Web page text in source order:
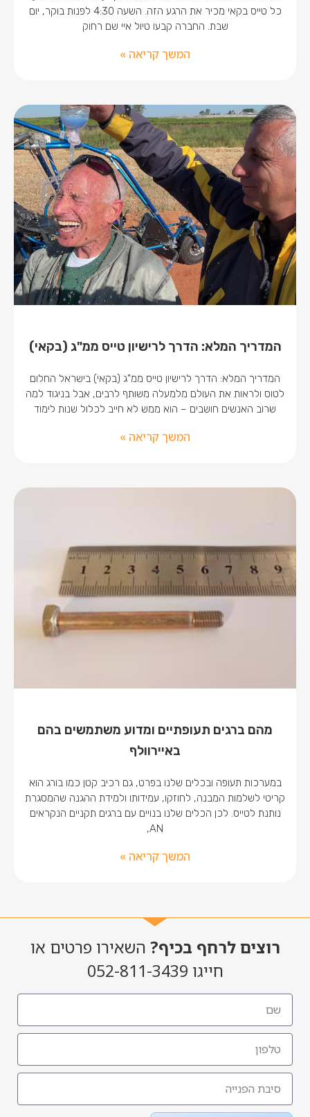
כל טייס בקאי מכיר את הרגע הזה. השעה 4:30 לפנות בוקר, יום
שבת. החברה קבעו טיול איי שם רחוק
המשך קריאה »
המדריך המלא: הדרך לרישיון טייס ממ"ג (בקאי)
המדריך המלא: הדרך לרישיון טייס ממ"ג (בקאי) בישראל החלום
לטוס ולראות את העולם מלמעלה משותף לרבים, אבל בניגוד למה
שרוב האנשים חושבים – הוא ממש לא חייב לכלול שנות לימוד
המשך קריאה »
מהם ברגים תעופתיים ומדוע משתמשים בהם
באיירוולף
במערכות תעופה ובכלים שלנו בפרט, גם רכיב קטן כמו בורג הוא
קריטי לשלמות המבנה, לחוזקו, עמידותו ולמידת ההגנה שהמסגרת
נותנת לטייס. לכן הכלים שלנו בנויים עם ברגים תקניים הנקראים
AN,
המשך קריאה »
רוצים לרחף בכיף? השאירו פרטים או
חייגו 052-811-3439